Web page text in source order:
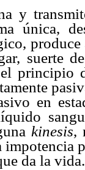
y
única,
suerte
principio
en
kinesis,
impotencia
da la